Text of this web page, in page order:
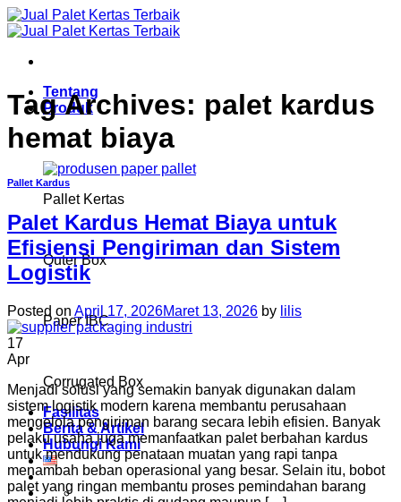
Skip
to
Tentang
Produk
Pallet Kertas
Outer Box
Paper IBC
Corrugated Box
Fasilitas
Berita & Artikel
Hubungi Kami
Tag Archives: palet kardus
hemat biaya
Pallet Kardus
Palet Kardus Hemat Biaya untuk
Efisiensi Pengiriman dan Sistem
Logistik
Posted on April 17, 2026Maret 13, 2026 by lilis
17
Apr
Menjadi solusi yang semakin banyak digunakan dalam
sistem logistik modern karena membantu perusahaan
mengelola pengiriman barang secara lebih efisien. Banyak
pelaku usaha juga memanfaatkan palet berbahan kardus
untuk mendukung penataan muatan yang rapi tanpa
menambah beban operasional yang besar. Selain itu, bobot
palet yang ringan membantu proses pemindahan barang